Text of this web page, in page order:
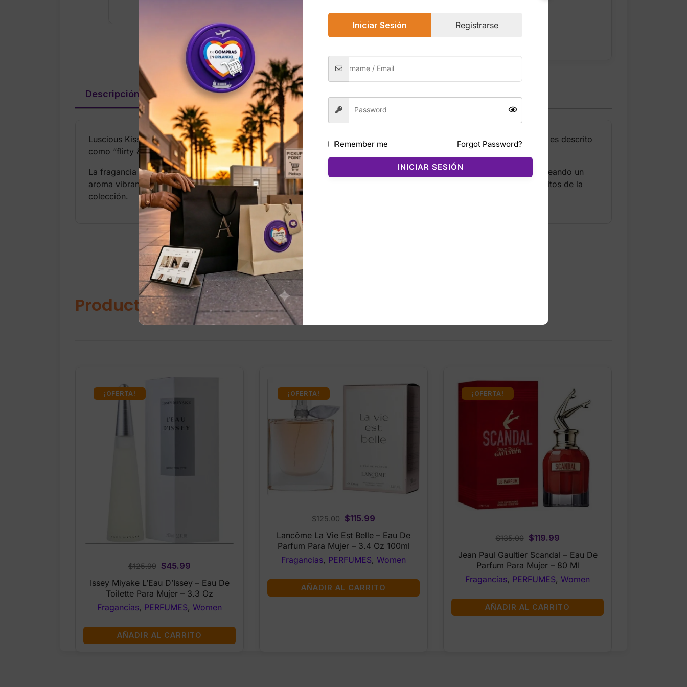
cantidad
Descripción Valoraciones (0)
Luscious Kisses Fragrance Mist es un body mist de la colección The Archives Collection de Victoria’s Secret. Su aroma es descrito
como “flirty & irresistible”, combinando notas frutales y florales para un acabado dulce, jugoso y femenino.
La fragancia pertenece a la familia Fruity Floral e incluye notas de coco intenso, naranja Valencia y flor de la pasión, creando un
aroma vibrante y adictivo. Con más de 1,000 compras recientes y una calificación de 4.8 estrellas, es uno de los favoritos de la
colección.
Productos relacionados
¡OFERTA!
$125.99 Original
price
was:
$125.99.
$45.99
price
is:
$45.99.
Issey Miyake L’Eau D’Issey – Eau De
Toilette Para Mujer – 3.3 Oz
Fragancias, PERFUMES, Women
AÑADIR AL CARRITO
¡OFERTA!
$125.00 Original
price
was:
$125.00.
$115.99
price
is:
$115.99.
Lancôme La Vie Est Belle – Eau De
Parfum Para Mujer – 3.4 Oz 100ml
Fragancias, PERFUMES, Women
AÑADIR AL CARRITO
¡OFERTA!
$135.00
Original
price
was:
$135.00.
$119.99Current
price
is:
$119.99.
Jean Paul Gaultier Scandal – Eau De
Parfum Para Mujer – 80 Ml
Fragancias, PERFUMES, Women
AÑADIR AL CARRITO
Iniciar Sesión Registrarse
Remember me Forgot Password?
INICIAR SESIÓN